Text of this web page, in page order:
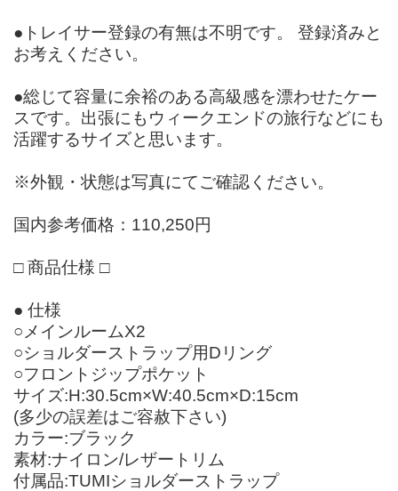
●トレイサー登録の有無は不明です。 登録済みと
お考えください。
●総じて容量に余裕のある高級感を漂わせたケー
スです。出張にもウィークエンドの旅行などにも
活躍するサイズと思います。
※外観・状態は写真にてご確認ください。
国内参考価格：110,250円
□ 商品仕様 □
● 仕様
○メインルームX2
○ショルダーストラップ用Dリング
○フロントジップポケット
サイズ:H:30.5cm×W:40.5cm×D:15cm
(多少の誤差はご容赦下さい)
カラー:ブラック
素材:ナイロン/レザートリム
付属品:TUMIショルダーストラップ